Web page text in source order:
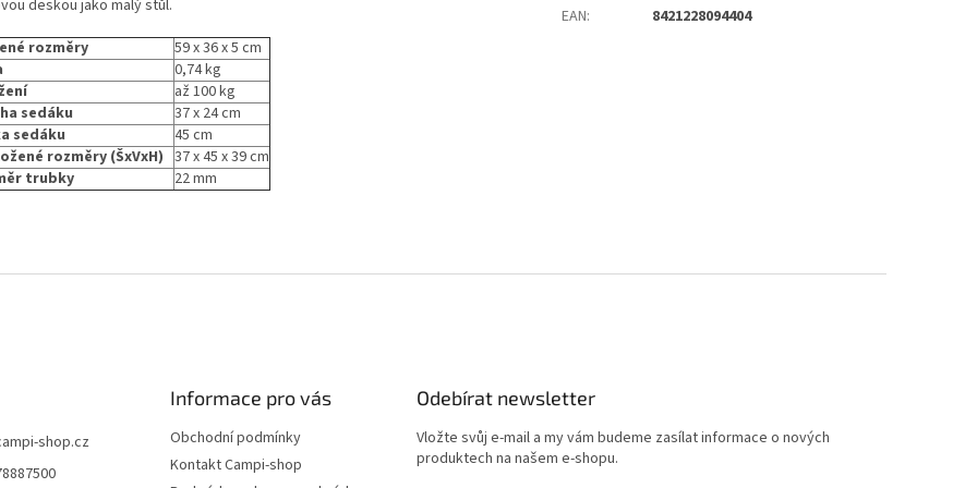
deskou jako malý stůl.
rozměry
59 x 36 x 5 cm
0,74 kg
až 100 kg
sedáku
37 x 24 cm
sedáku
45 cm
rozměry (ŠxVxH) 37 x 45 x 39 cm
trubky
22 mm
EAN: 8421228094404
shop.cz
Informace pro vás
Obchodní podmínky
Kontakt Campi-shop
Odebírat newsletter
Vložte svůj e-mail a my vám budeme zasílat informace o nových
produktech na našem e-shopu.